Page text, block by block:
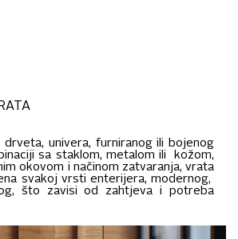
drveta, univera, furniranog ili bojenog
sa staklom, metalom ili kožom,
okovom i načinom zatvaranja, vrata
svakoj vrsti enterijera, modernog,
što zavisi od zahtjeva i potreba